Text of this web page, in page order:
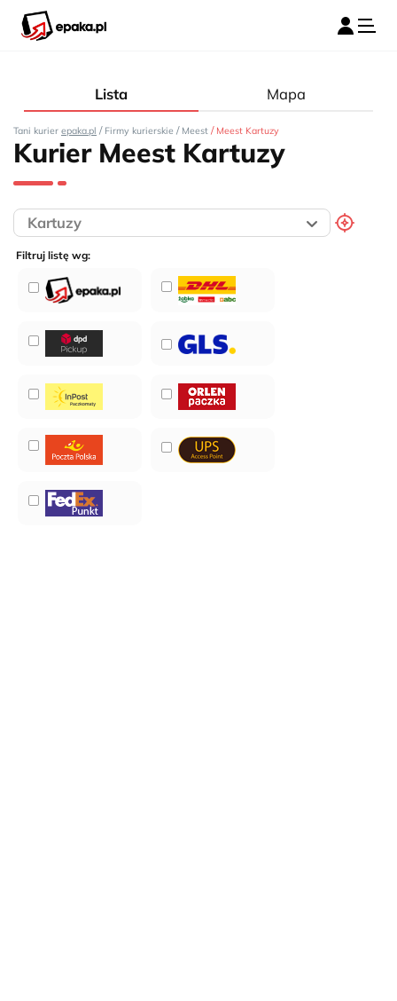
Lista Mapa
Tani kurier epaka.pl / Firmy kurierskie / Meest / Meest Kartuzy
Kurier Meest Kartuzy
Filtruj listę wg: